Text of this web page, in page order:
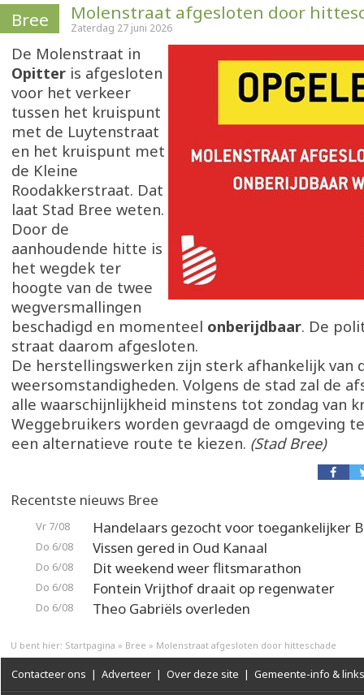
Bree Molenstraat afgesloten door
Zaterdag 27 juni 2026
De Molenstraat in
Opitter is afgesloten
voor het verkeer
tussen het kruispunt
met de Luytenstraat
en het kruispunt met
de Kleine
Roodakkerstraat. Dat
laat Stad Bree weten.
Door de
aanhoudende hitte is
het wegdek ter
hoogte van de twee
wegversmallingen
beschadigd en momenteel onberijdbaar. De
straat daarom afgesloten.
De herstellingswerken zijn sterk afhankelijk van
weersomstandigheden. Volgens de stad zal de
alle waarschijnlijkheid minstens tot zondag van
Weggebruikers worden gevraagd de omgeving
een alternatieve route te kiezen. (Stad Bree)
Recentste nieuws Bree
Vr 7/08 Handelaars gezocht voor toegankelijker
Do 6/08 Vissen gered in Oud Kanaal
Do 6/08 Dit weekend weer flitsmarathon
Do 6/08 Fontein Vrijthof draait op regenwater
Do 6/08 Theo Gabriëls overleden
U bent hier: Startpagina » Bree » Molenstraat afgesloten door hitteschade
Contacteer ons | Adverteer | Over deze site | Gemeente-info & links